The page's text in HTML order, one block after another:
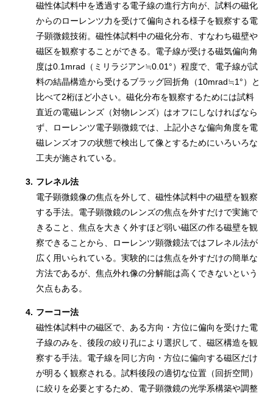
磁性体試料中を透過する電子線の進行方向が、試料の磁化
からのローレンツ力を受けて偏向される様子を観察する電
子顕微鏡技術。磁性体試料中の磁化分布、すなわち磁壁や
磁区を観察することができる。電子線が受ける磁気偏向角
度は0.1mrad（ミリラジアン≒0.01°）程度で、電子線が試
料の結晶構造から受けるブラッグ回折角（10mrad≒1°）と
比べて2桁ほど小さい。磁化分布を観察するためには試料
直近の電磁レンズ（対物レンズ）はオフにしなければなら
ず、ローレンツ電子顕微鏡では、上記小さな偏向角度を電
磁レンズオフの状態で検出して像とするためにいろいろな
工夫が施されている。
3. フレネル法
電子顕微鏡像の焦点を外して、磁性体試料中の磁壁を観察
する手法。電子顕微鏡のレンズの焦点を外すだけで実施で
きること、焦点を大きく外すほど弱い磁区の作る磁壁を観
察できることから、ローレンツ顕微鏡法ではフレネル法が
広く用いられている。実験的には焦点を外すだけの簡単な
方法であるが、焦点外れ像の分解能は高くできないという
欠点もある。
4. フーコー法
磁性体試料中の磁区で、ある方向・方位に偏向を受けた電
子線のみを、後段の絞り孔により選択して、磁区構造を観
察する手法。電子線を同じ方向・方位に偏向する磁区だけ
が明るく観察される。試料後段の適切な位置（回折空間）
に絞りを必要とするため、電子顕微鏡の光学系構築や調整